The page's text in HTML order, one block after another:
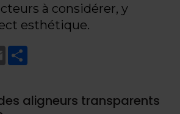
à considérer, y
esthétique.
Email
aligneurs transparents